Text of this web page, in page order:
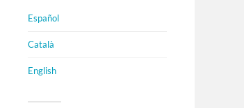
Español
Català
English